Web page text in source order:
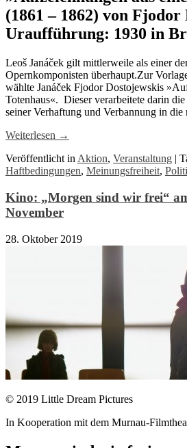
(1861 – 1862) von
Uraufführung: 1930 in
Leoš Janáček gilt mittlerweile als einer
Opernkomponisten überhaupt.Zur
wählte Janáček Fjodor Dostojewskis
Totenhaus«. Dieser verarbeitete darin
seiner Verhaftung und Verbannung in die
Weiterlesen →
Veröffentlicht in Aktion, Veranstaltung |
Haftbedingungen, Meinungsfreiheit,
Kino: „Morgen sind wir frei“
November
28. Oktober 2019
© 2019 Little Dream Pictures
In Kooperation mit dem Murnau-